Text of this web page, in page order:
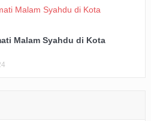
Malam Syahdu di Kota